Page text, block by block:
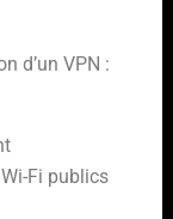
d’un VPN :
Fi publics